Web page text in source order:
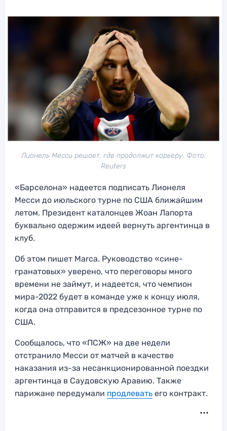
Лионель Месси решает, где продолжит карьеру. Фото:
Reuters
«Барселона» надеется подписать Лионеля
Месси до июльского турне по США ближайшим
летом. Президент каталонцев Жоан Лапорта
буквально одержим идеей вернуть аргентинца в
клуб.
Об этом пишет Marca. Руководство «сине-
гранатовых» уверено, что переговоры много
времени не займут, и надеется, что чемпион
мира-2022 будет в команде уже к концу июля,
когда она отправится в предсезонное турне по
США.
Сообщалось, что «ПСЖ» на две недели
отстранило Месси от матчей в качестве
наказания из-за несанкционированной поездки
аргентинца в Саудовскую Аравию. Также
парижане передумали продлевать его контракт.